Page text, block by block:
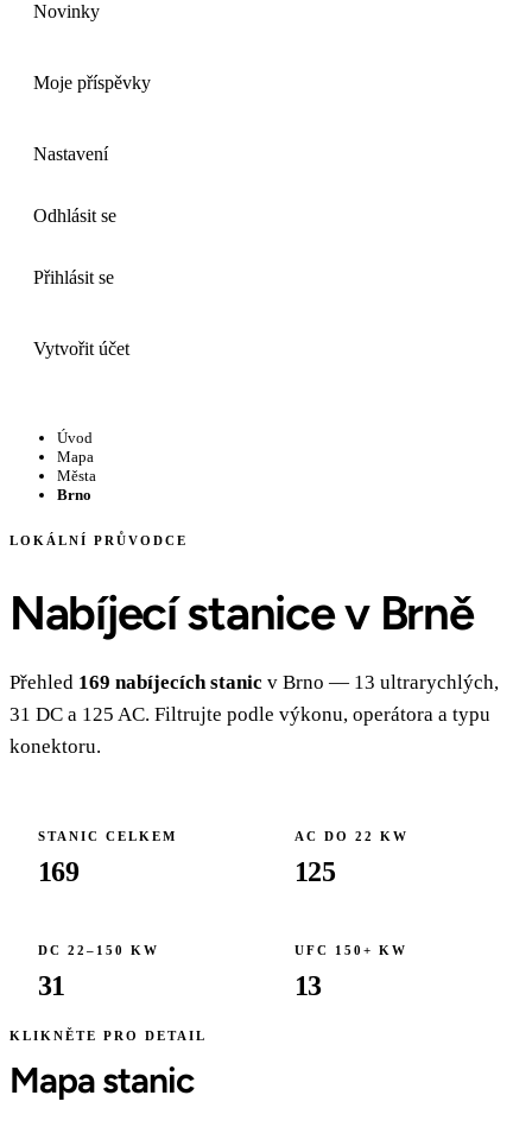
Novinky
Moje příspěvky
Nastavení
Odhlásit se
Přihlásit se
Vytvořit účet
Úvod
Mapa
Města
Brno
LOKÁLNÍ PRŮVODCE
Nabíjecí stanice v Brně
Přehled 169 nabíjecích stanic v Brno — 13 ultrarychlých,
31 DC a 125 AC. Filtrujte podle výkonu, operátora a typu
konektoru.
STANIC CELKEM
169
AC DO 22 KW
125
DC 22–150 KW
31
UFC 150+ KW
13
KLIKNĚTE PRO DETAIL
Mapa stanic